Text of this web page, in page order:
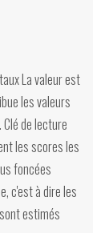
La valeur est
les valeurs
de lecture
les scores les
foncées
c'est à dire les
estimés